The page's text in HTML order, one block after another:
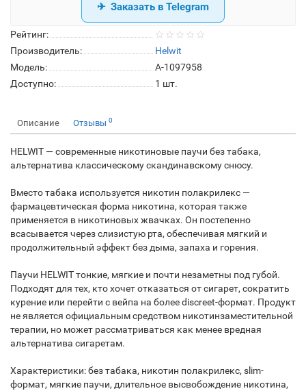
Рейтинг:
Производитель:
Helwit
Модель:
A-1097958
Доступно:
1 шт.
Заказать в Telegram
Описание Отзывы 0
HELWIT — современные никотиновые паучи без табака,
альтернатива классическому скандинавскому снюсу.
Вместо табака используется никотин полакрилекс —
фармацевтическая форма никотина, которая также
применяется в никотиновых жвачках. Он постепенно
всасывается через слизистую рта, обеспечивая мягкий и
продолжительный эффект без дыма, запаха и горения.
Паучи HELWIT тонкие, мягкие и почти незаметны под губой.
Подходят для тех, кто хочет отказаться от сигарет, сократить
курение или перейти с вейпа на более discreet-формат. Продукт
не является официальным средством никотинзаместительной
терапии, но может рассматриваться как менее вредная
альтернатива сигаретам.
Характеристики: без табака, никотин полакрилекс, slim-
формат, мягкие паучи, длительное высвобождение никотина,